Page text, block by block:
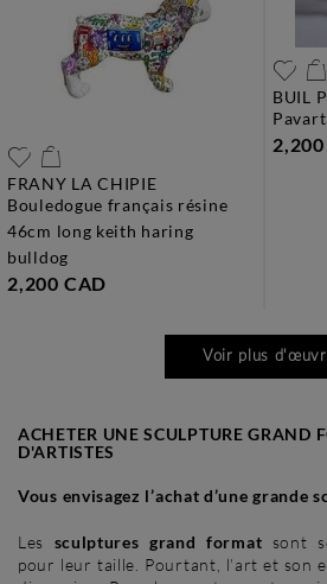
FRANY LA CHIPIE
bouledogue français résine
46cm long keith haring
bulldog
2,200 CAD
BUIL
Voir plus
ACHETER UNE SCULPTURE GRAND
D'ARTISTES
Vous envisagez l’achat d’une grande
Les sculptures grand format sont
pour leur taille. Pourtant, l’art et son